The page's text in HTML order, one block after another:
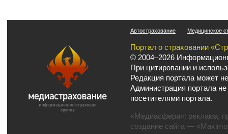
Автострахование Медицинское
Портал о страховании
© 2004–2026
При цитировании и
Редакция портала может
Администрация портала
посетителями портала.
«Медиасфера»: реклама,
создание сайта —